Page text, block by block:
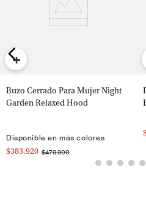
+
Buzo Cerrado Para Mujer Night
Garden Relaxed Hood
Disponible en más colores
$383.920 $479.900